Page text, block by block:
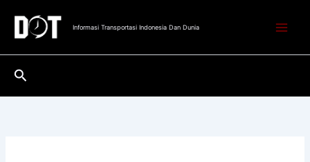
konten
Informasi Transportasi Indonesia Dan Dunia
Cari